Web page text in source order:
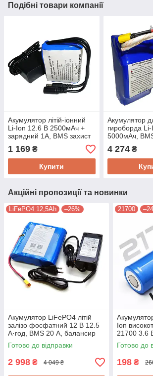
Подібні товари компанії
Акумулятор літій-іонний
Li-Ion 12.6 В 2500мАч +
зарядний 1А, BMS захист
3А, NNAT-1202500,
РЕАЛЬНА ємність!
1 169 ₴
Купити
Акумулятор
гироборда
5000мАч,
NNAT-
РЕАЛЬНА
4 274₴
Акційні пропозиції та новинки
LiFePO4 12,5Ah –26%
Акумулятор LiFePO4 літій
залізо фосфатний 12 В 12.5
А·год, BMS 20 А, балансир
батарей + зарядний NNAT-
12012500LFP
Готово до відправки
2 998 ₴ 4 049 ₴
21700
Ion
21700 3.6
NNAT-
РЕАЛЬНА
Готово до
198 ₴